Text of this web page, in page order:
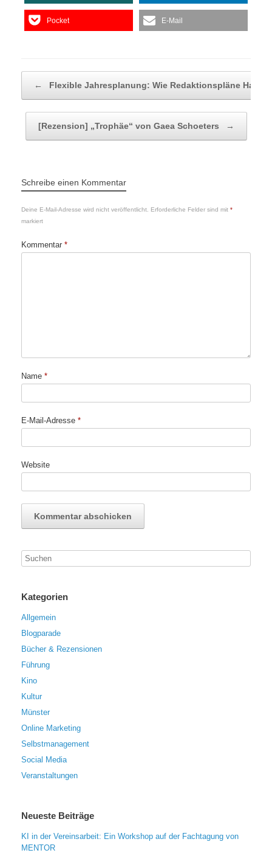
Pocket E-Mail
← Flexible Jahresplanung: Wie Redaktionspläne Halt…
[Rezension] „Trophäe“ von Gaea Schoeters →
Schreibe einen Kommentar
Deine E-Mail-Adresse wird nicht veröffentlicht. Erforderliche Felder sind mit *
markiert
Kommentar *
Name *
E-Mail-Adresse *
Website
Kategorien
Allgemein
Blogparade
Bücher & Rezensionen
Führung
Kino
Kultur
Münster
Online Marketing
Selbstmanagement
Social Media
Veranstaltungen
Neueste Beiträge
KI in der Vereinsarbeit: Ein Workshop auf der Fachtagung von
MENTOR